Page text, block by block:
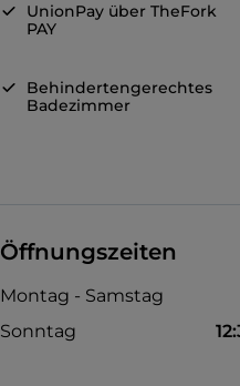
UnionPay über TheFork
PAY
Behindertengerechtes
Badezimmer
Öffnungszeiten
Montag - Samstag
Sonntag